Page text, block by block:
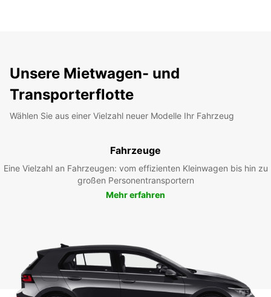
Unsere Mietwagen- und
Transporterflotte
Wählen Sie aus einer Vielzahl neuer Modelle Ihr Fahrzeug
Fahrzeuge
Eine Vielzahl an Fahrzeugen: vom effizienten Kleinwagen bis hin zu
großen Personentransportern
Mehr erfahren